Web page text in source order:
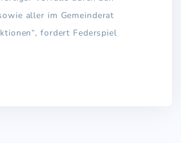
aller im Gemeinderat
fordert Federspiel